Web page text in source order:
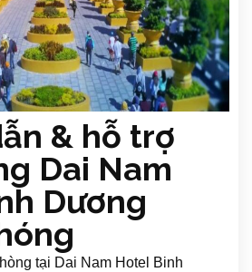
& hỗ trợ
Dai Nam
Dương
tại Dai Nam Hotel Binh